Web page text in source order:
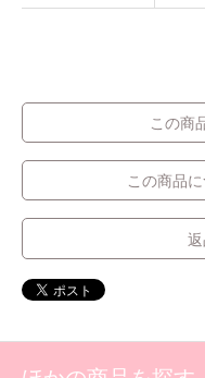
この商
この商品